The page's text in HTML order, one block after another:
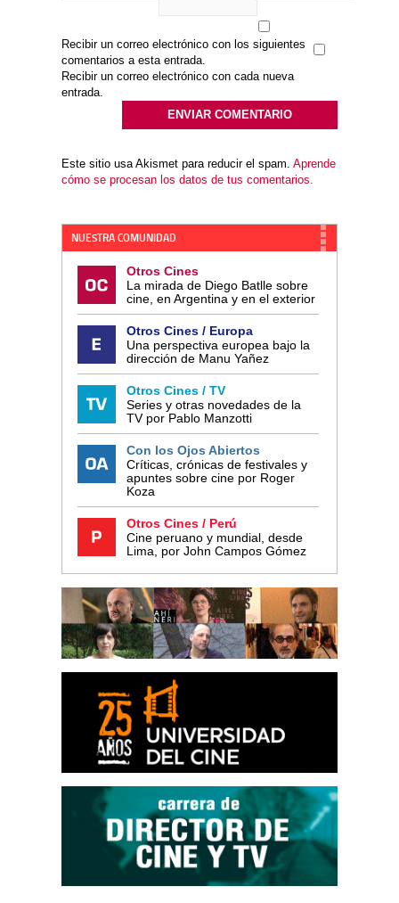
Recibir un correo electrónico con los siguientes
comentarios a esta entrada.
Recibir un correo electrónico con cada nueva
entrada.
Este sitio usa Akismet para reducir el spam. Aprende
cómo se procesan los datos de tus comentarios.
NUESTRA COMUNIDAD
Otros Cines
La mirada de Diego Batlle sobre
cine, en Argentina y en el exterior
Otros Cines / Europa
Una perspectiva europea bajo la
dirección de Manu Yañez
Otros Cines / TV
Series y otras novedades de la
TV por Pablo Manzotti
Con los Ojos Abiertos
Críticas, crónicas de festivales y
apuntes sobre cine por Roger
Koza
Otros Cines / Perú
Cine peruano y mundial, desde
Lima, por John Campos Gómez